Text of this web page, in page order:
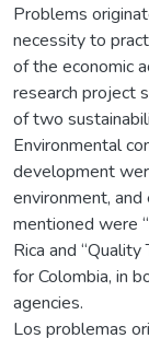
Problems
necessity to
of the economic
research project
of two
Environmental
development
environment,
mentioned were
Rica and
for Colombia, in
agencies.
Los problemas